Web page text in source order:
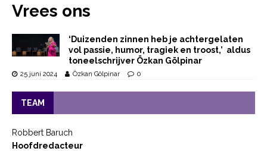
Vrees ons
‘Duizenden zinnen heb je achtergelaten
vol passie, humor, tragiek en troost,’ aldus
toneelschrijver Özkan Gölpinar
25 juni 2024 Özkan Gölpinar 0
TEAM
Robbert Baruch
Hoofdredacteur